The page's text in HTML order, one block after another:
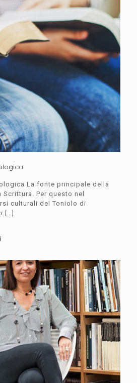
La fonte principale della
Scrittura. Per questo nel
culturali del Toniolo di
[…]